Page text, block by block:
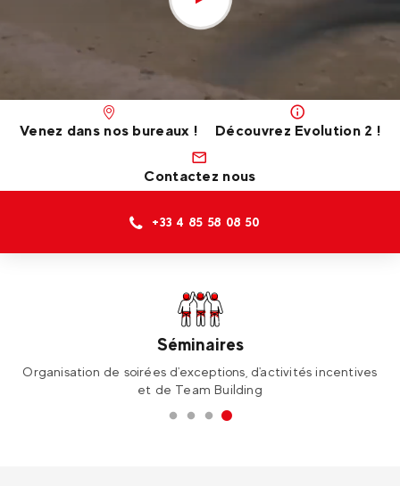
Venez dans nos bureaux ! Découvrez Evolution 2 !
Contactez nous
+33 4 85 58 08 50
École de Ski
Cours collectifs et cours privés, que ce soit en ski ou en
snowboard